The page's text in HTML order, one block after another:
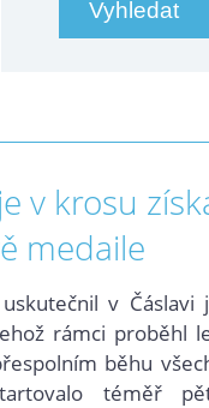
v krosu
medaile
v Čáslavi
rámci proběhl
běhu
téměř